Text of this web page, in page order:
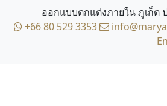
ออกแบบตกแต่งภายใน ภูเก็ต
+66 80 529 3353